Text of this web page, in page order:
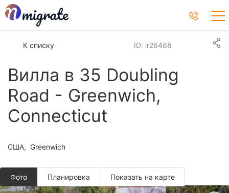
К списку
Вилла в 35 Doubling
Road - Greenwich,
Connecticut
ID: ir26468
США Greenwich
Фото Планировкa Показать на карте